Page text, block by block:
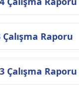
Raporu
Çalışma Raporu